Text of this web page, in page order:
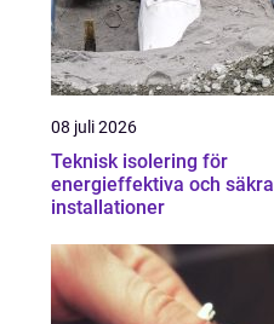
08 juli 2026
Teknisk isolering för
energieffektiva och säkra
installationer